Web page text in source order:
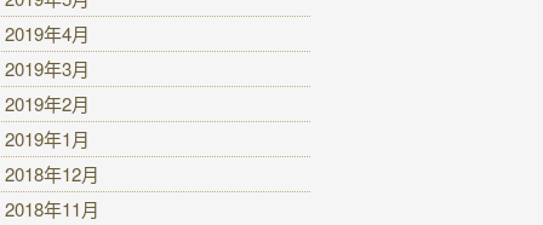
2019年4月
2019年3月
2019年2月
2019年1月
2018年12月
2018年11月